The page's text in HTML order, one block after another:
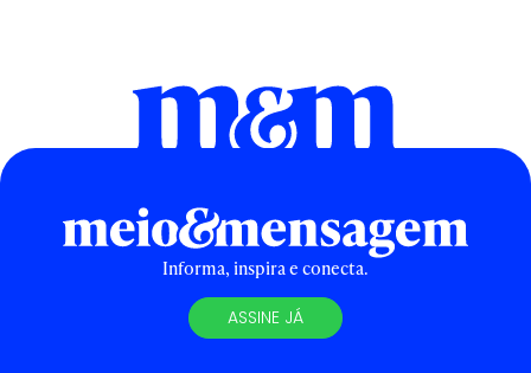
Informa, inspira e conecta.
ASSINE JÁ